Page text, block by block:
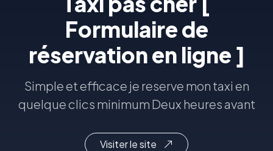
Formulaire de
réservation en ligne ]
Simple et efficace je reserve mon taxi en
quelque clics minimum Deux heures avant
Visiter le site